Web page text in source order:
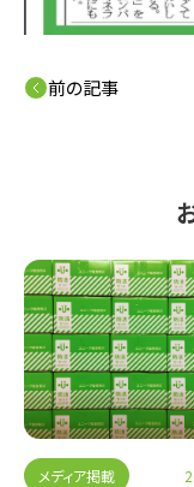
前の記事
メディア掲載